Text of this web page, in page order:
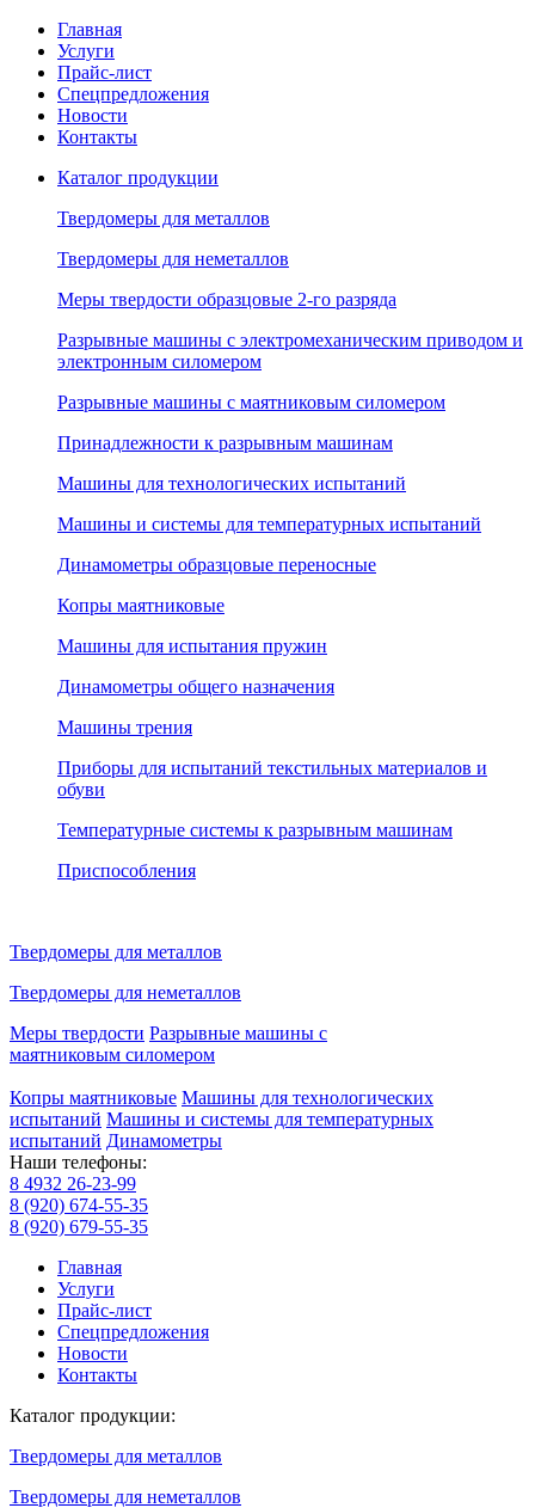
Главная
Услуги
Прайс-лист
Спецпредложения
Новости
Контакты
Каталог продукции
Твердомеры для металлов
Твердомеры для неметаллов
Меры твердости образцовые 2-го разряда
Разрывные машины с электромеханическим приводом и
электронным силомером
Разрывные машины с маятниковым силомером
Принадлежности к разрывным машинам
Машины для технологических испытаний
Машины и системы для температурных испытаний
Динамометры образцовые переносные
Копры маятниковые
Машины для испытания пружин
Динамометры общего назначения
Машины трения
Приборы для испытаний текстильных материалов и
обуви
Температурные системы к разрывным машинам
Приспособления
Твердомеры для металлов
Твердомеры для неметаллов
Меры твердости Разрывные машины с
маятниковым силомером
Копры маятниковые Машины для технологических
испытаний Машины и системы для температурных
испытаний Динамометры
Наши телефоны:
8 4932 26-23-99
8 (920) 674-55-35
8 (920) 679-55-35
Главная
Услуги
Прайс-лист
Спецпредложения
Новости
Контакты
Каталог продукции:
Твердомеры для металлов
Твердомеры для неметаллов